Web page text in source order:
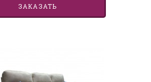
ЗАКАЗАТЬ